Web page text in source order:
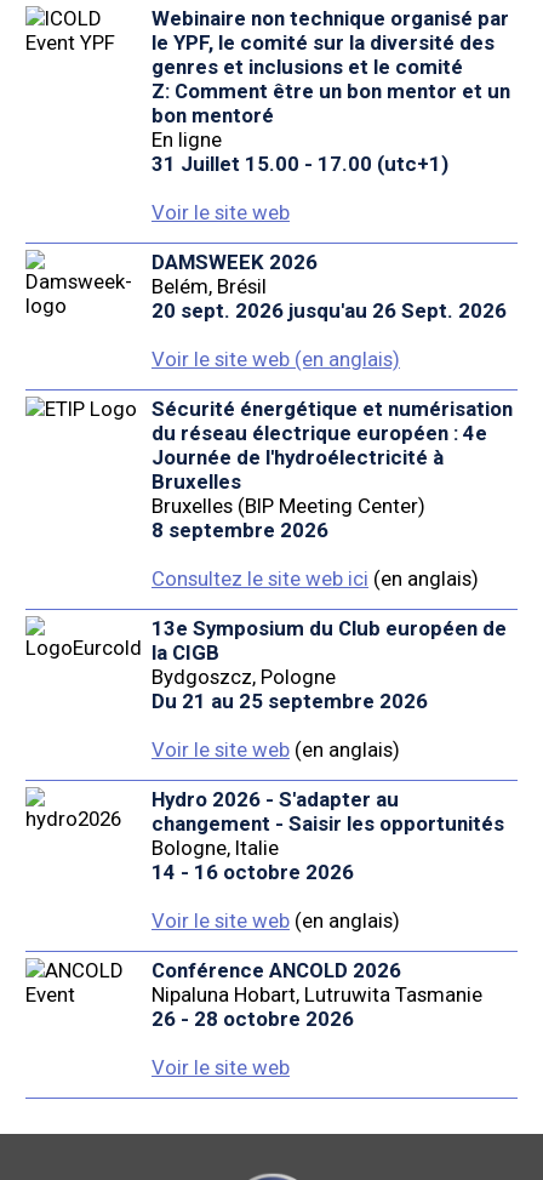
Webinaire non technique organisé par
le YPF, le comité sur la diversité des
genres et inclusions et le comité
Z: Comment être un bon mentor et un
bon mentoré
En ligne
31 Juillet 15.00 - 17.00 (utc+1)
Voir le site web
DAMSWEEK 2026
Belém, Brésil
20 sept. 2026 jusqu'au 26 Sept. 2026
Voir le site web (en anglais)
Sécurité énergétique et numérisation
du réseau électrique européen : 4e
Journée de l'hydroélectricité à
Bruxelles
Bruxelles (BIP Meeting Center)
8 septembre 2026
Consultez le site web ici (en anglais)
13e Symposium du Club européen de
la CIGB
Bydgoszcz, Pologne
Du 21 au 25 septembre 2026
Voir le site web(en anglais)
Hydro 2026 - S'adapter au
changement - Saisir les opportunités
Bologne, Italie
14 - 16 octobre 2026
Voir le site web(en anglais)
Conférence ANCOLD 2026
Nipaluna Hobart, Lutruwita Tasmanie
26 - 28 octobre 2026
Voir le site web